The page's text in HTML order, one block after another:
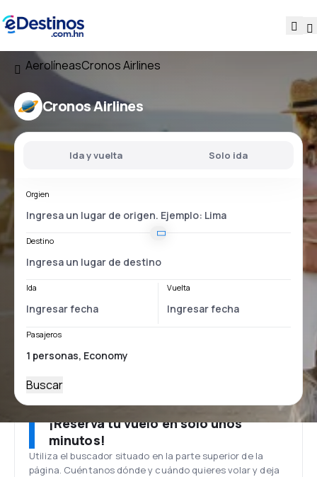
AerolíneasCronos Airlines
Cronos Airlines
Ida y vuelta Solo ida
Orgien
Destino
Ida Vuelta
Pasajeros
Buscar
¡Reserva tu vuelo en solo unos
minutos!
Utiliza el buscador situado en la parte superior de la
página. Cuéntanos dónde y cuándo quieres volar y deja